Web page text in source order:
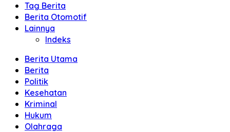
Tag Berita
Berita Otomotif
Lainnya
Indeks
Berita Utama
Berita
Politik
Kesehatan
Kriminal
Hukum
Olahraga